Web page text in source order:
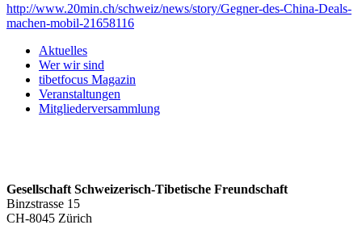
http://www.20min.ch/schweiz/news/story/Gegner-des-China-Deals-
machen-mobil-21658116
Aktuelles
Wer wir sind
tibetfocus Magazin
Veranstaltungen
Mitgliederversammlung
Gesellschaft Schweizerisch-Tibetische Freundschaft
Binzstrasse 15
CH-8045 Zürich